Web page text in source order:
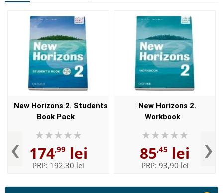
‹
New Horizons 2. Students
Book Pack
174,99 lei
PRP: 192,30 lei
New Horizons 2.
Workbook
85,45 lei
PRP: 93,90 lei ›